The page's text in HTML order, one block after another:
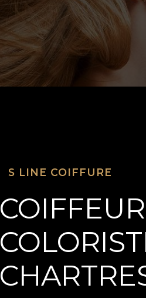
S LINE COIFFURE
COIFFEUR